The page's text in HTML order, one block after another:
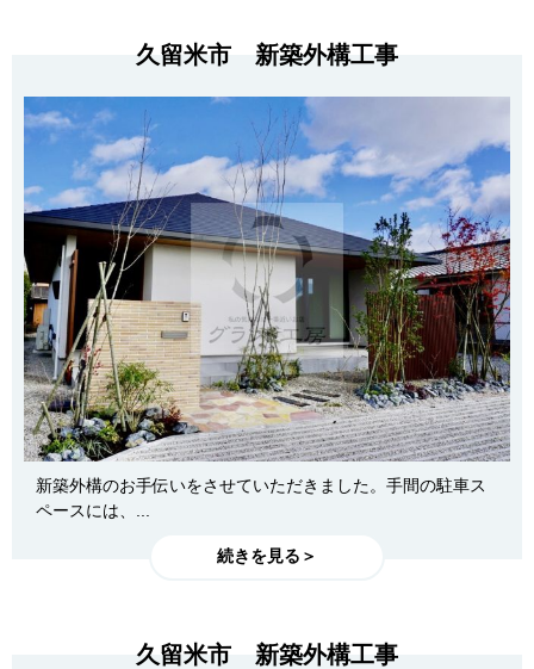
久留米市 新築外構工事
新築外構のお手伝いをさせていただきました。手間の駐車ス
ペースには、...
続きを見る＞
久留米市 新築外構工事